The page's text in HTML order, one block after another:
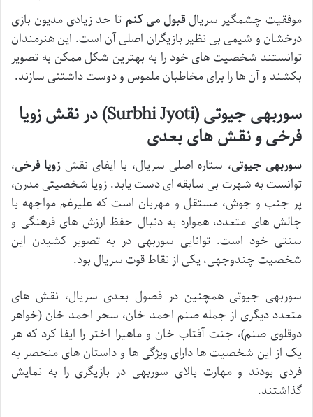
موفقیت چشمگیر سریالقبول می کنم تا حد زیادی مدیون بازی
درخشان و شیمی بی نظیر بازیگران اصلی آن است. این هنرمندان
توانستند شخصیت های خود را به بهترین شکل ممکن به تصویر
بکشند و آن ها را برای مخاطبان ملموس و دوست داشتنی سازند.
سوربهی جیوتی (Surbhi Jyoti) در نقش زویا
فرخی و نقش های بعدی
سوربهی جیوتی، ستاره اصلی سریال، با ایفای نقشزویا فرخی،
توانست به شهرت بی سابقه ای دست یابد. زویا شخصیتی مدرن،
پر جنب و جوش، مستقل و مهربان است که علیرغم مواجهه با
چالش های متعدد، همواره به دنبال حفظ ارزش های فرهنگی و
سنتی خود است. توانایی سوربهی در به تصویر کشیدن این
شخصیت چندوجهی، یکی از نقاط قوت سریال بود.
سوربهی جیوتی همچنین در فصول بعدی سریال، نقش های
متعدد دیگری از جمله صنم احمد خان، سحر احمد خان (خواهر
دوقلوی صنم)، جنت آفتاب خان و ماهیرا اختر را ایفا کرد که هر
یک از این شخصیت ها دارای ویژگی ها و داستان های منحصر به
فردی بودند و مهارت بالای سوربهی در بازیگری را به نمایش
گذاشتند.